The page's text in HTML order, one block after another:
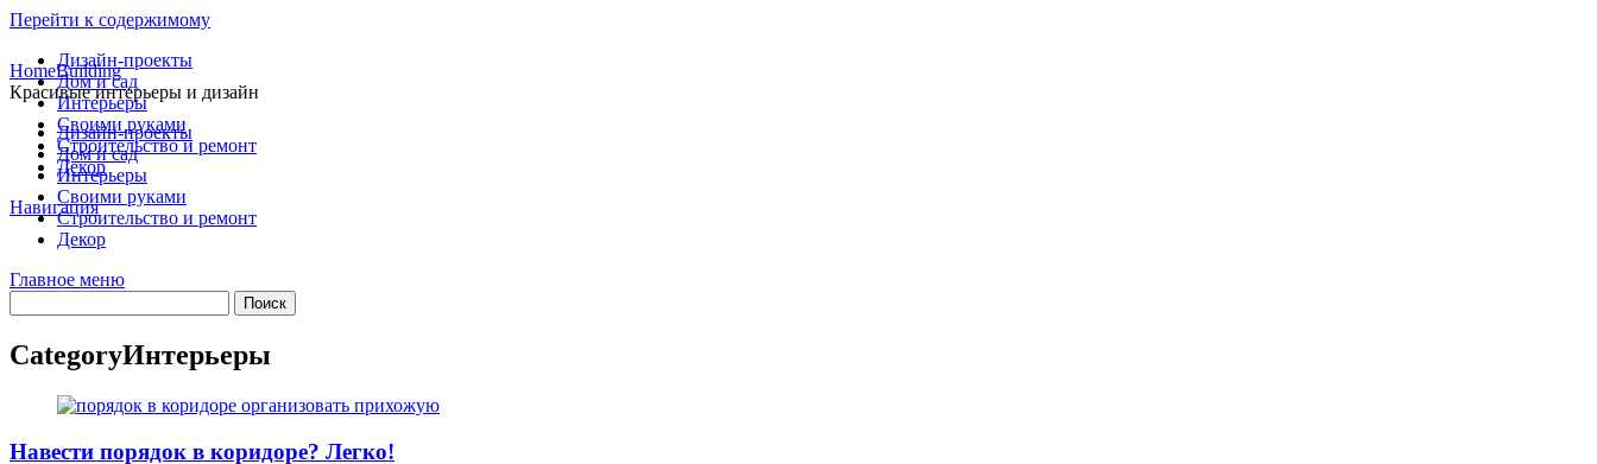
Перейти к содержимому
Дизайн-проекты
Дом и сад
Интерьеры
Своими руками
Строительство и ремонт
Декор
Навигация
HomeBuilding
Красивые интерьеры и дизайн
Дизайн-проекты
Дом и сад
Интерьеры
Своими руками
Строительство и ремонт
Декор
Главное меню
CategoryИнтерьеры
Навести порядок в коридоре? Легко!